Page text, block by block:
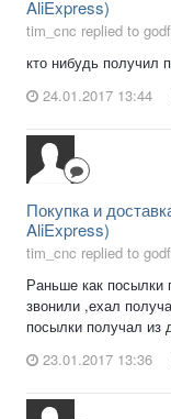
AliExpress)
tim_cnc replied to
кто нибудь получил
24.01.2017 13:44
Покупка и
AliExpress)
tim_cnc replied to
Раньше как посылки
звонили ,ехал
посылки получал из
23.01.2017 13:36